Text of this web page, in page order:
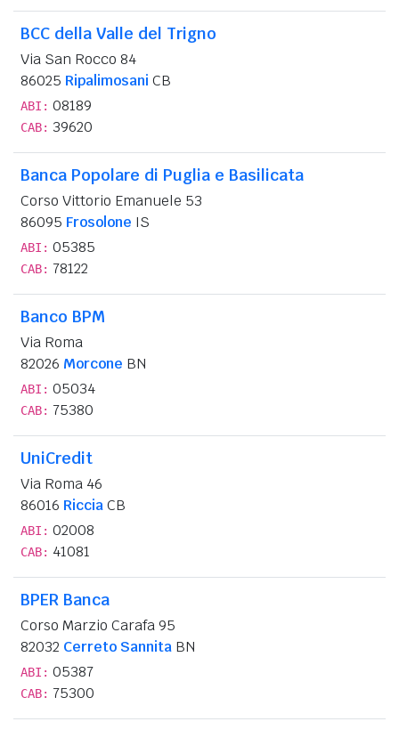
BCC della Valle del Trigno
Via San Rocco 84
86025 Ripalimosani CB
ABI: 08189
CAB: 39620
Banca Popolare di Puglia e Basilicata
Corso Vittorio Emanuele 53
86095 Frosolone IS
ABI: 05385
CAB: 78122
Banco BPM
Via Roma
82026 Morcone BN
ABI: 05034
CAB: 75380
UniCredit
Via Roma 46
86016 RicciaCB
ABI: 02008
CAB: 41081
BPER Banca
Corso Marzio Carafa 95
82032 Cerreto Sannita BN
ABI: 05387
CAB: 75300